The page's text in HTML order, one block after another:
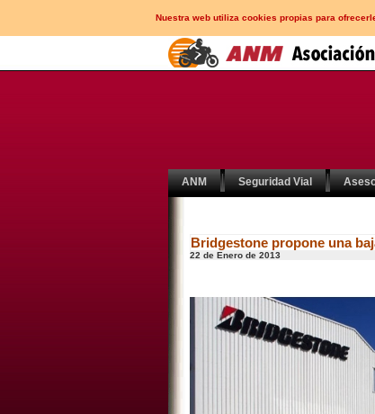
Nuestra web utiliza cookies propias para
ANM Seguridad Vial
Bridgestone propone una
22 de Enero de 2013